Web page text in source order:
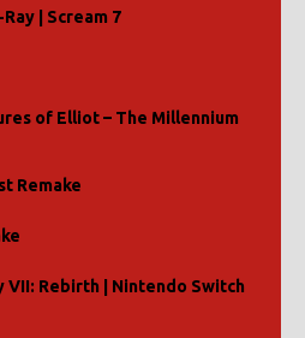
| Scream 7
of Elliot – The Millennium
Remake
VII: Rebirth | Nintendo Switch